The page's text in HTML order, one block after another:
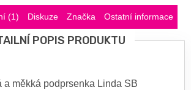
(1) Diskuze Značka Ostatní informace
POPIS PRODUKTU
a měkká podprsenka Linda SB